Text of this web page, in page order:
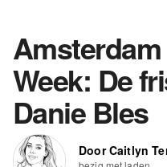
Week: De
Danie Bles
Door Caitlyn